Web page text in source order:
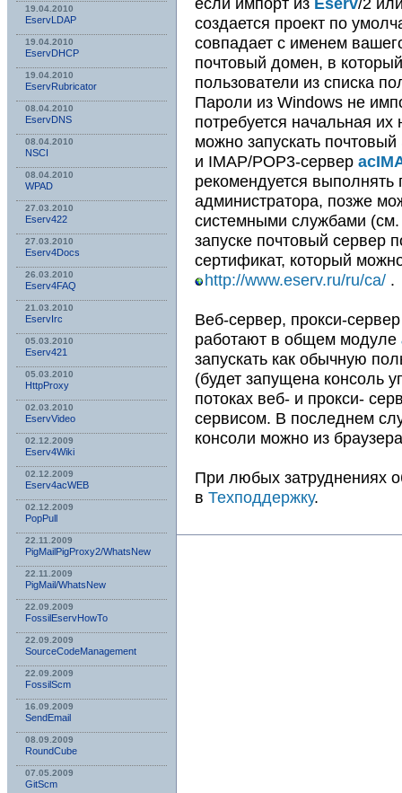
19.04.2010
EservLDAP
19.04.2010
EservDHCP
19.04.2010
EservRubricator
08.04.2010
EservDNS
08.04.2010
NSСI
08.04.2010
WPAD
27.03.2010
Eserv422
27.03.2010
Eserv4Docs
26.03.2010
Eserv4FAQ
21.03.2010
EservIrc
05.03.2010
Eserv421
05.03.2010
HttpProxy
02.03.2010
EservVideo
02.12.2009
Eserv4Wiki
02.12.2009
Eserv4acWEB
02.12.2009
PopPull
22.11.2009
PigMailPigProxy2/WhatsNew
22.11.2009
PigMail/WhatsNew
22.09.2009
FossilEservHowTo
22.09.2009
SourceCodeManagement
22.09.2009
FossilScm
16.09.2009
SendEmail
08.09.2009
RoundCube
07.05.2009
GitScm
создается проект по
совпадает с именем
почтовый домен, в
пользователи из списка
Пароли из Windows не
потребуется начальная их
можно запускать
и IMAP/POP3-сервер
рекомендуется выполнять
администратора, позже
системными службами
запуске почтовый сервер
сертификат, который
http://www.eserv.ru/ru/ca/ .
Веб-сервер, прокси-
работают в общем модуле
запускать как обычную
(будет запущена консоль
потоках веб- и прокси-
сервисом. В последнем
консоли можно из
При любых затруднениях
в Техподдержку.